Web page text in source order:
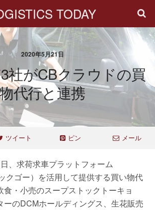
TODAY
2020年5月21日
社がCBクラウドの買
代行と連携
ツイート ピン メール
、求荷求車プラットフォーム
クゴー）を活用して提供する買い物代
食・小売のスープストックトーキョ
ーのDCMホールディングス、生花販売